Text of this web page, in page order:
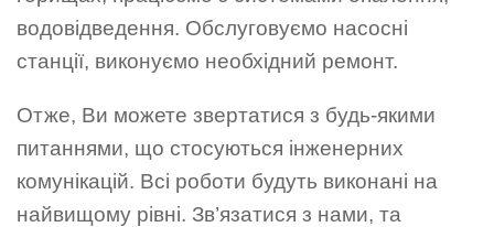
водовідведення. Обслуговуємо насосні
станції, виконуємо необхідний ремонт.
Отже, Ви можете звертатися з будь-якими
питаннями, що стосуються інженерних
комунікацій. Всі роботи будуть виконані на
найвищому рівні. Зв’язатися з нами, та